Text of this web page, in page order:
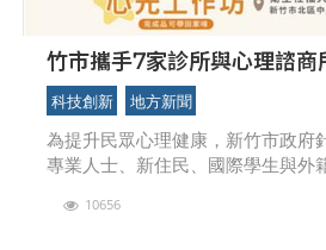
竹市攜手7家診所與心理諮商
諮商服務
科技創新 地方新聞
為提升民眾心理健康，新竹市政府
專業人士、新住民、國際學生與外
所與心理諮商所，讓外籍人士在
10656